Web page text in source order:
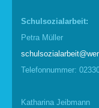
Schulsozialarbeit:
Petra Müller
Telefonnummer:
Katharina Jeibmann